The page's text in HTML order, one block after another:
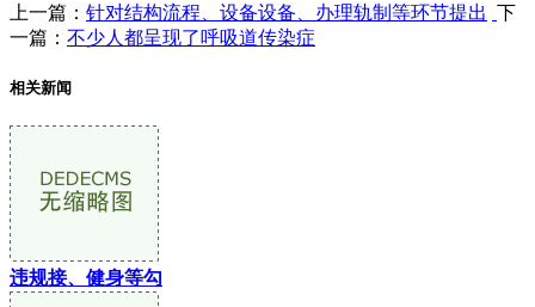
上一篇： 针对结构流程、设备设备、办理轨制等环节提出 下
一篇： 不少人都呈现了呼吸道传染症
相关新闻
违规接、健身等勾